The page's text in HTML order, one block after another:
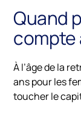
Quand
compte
À l’âge de la
ans pour les
toucher le